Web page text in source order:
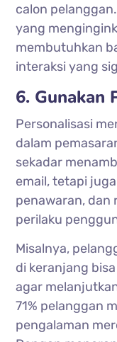
calon
yang
membutuhkan
interaksi yang
6. Gunakan
Personalisasi
dalam
sekadar
email, tetapi
penawaran, dan
perilaku
Misalnya,
di keranjang
agar
71% pelanggan
pengalaman